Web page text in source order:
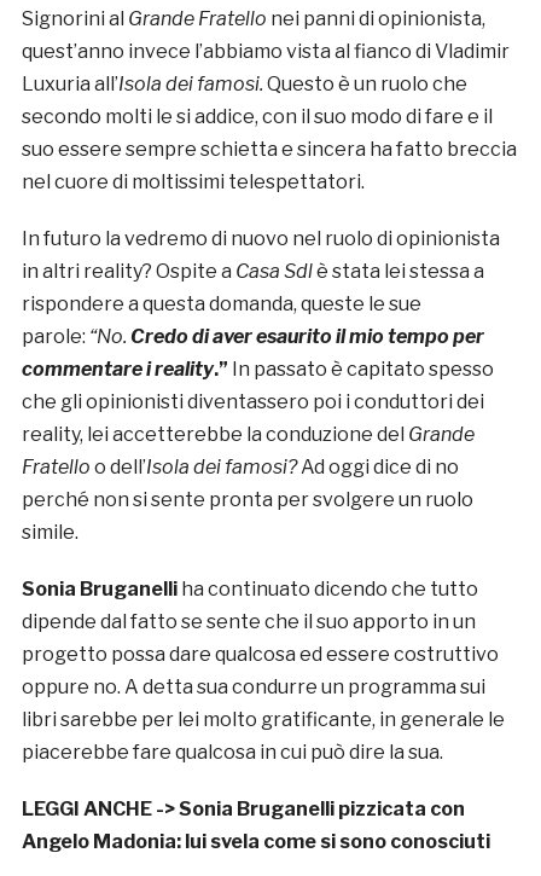
Signorini al Grande Fratello nei panni di opinionista,
quest’anno invece l’abbiamo vista al fianco di Vladimir
Luxuria all’Isola dei famosi. Questo è un ruolo che
secondo molti le si addice, con il suo modo di fare e il
suo essere sempre schietta e sincera ha fatto breccia
nel cuore di moltissimi telespettatori.
In futuro la vedremo di nuovo nel ruolo di opinionista
in altri reality? Ospite a Casa Sdlè stata lei stessa a
rispondere a questa domanda, queste le sue
parole: “No. Credo di aver esaurito il mio tempo per
commentare i reality.” In passato è capitato spesso
che gli opinionisti diventassero poi i conduttori dei
reality, lei accetterebbe la conduzione del Grande
Fratello o dell’Isola dei famosi?Ad oggi dice di no
perché non si sente pronta per svolgere un ruolo
simile.
Sonia Bruganelli ha continuato dicendo che tutto
dipende dal fatto se sente che il suo apporto in un
progetto possa dare qualcosa ed essere costruttivo
oppure no. A detta sua condurre un programma sui
libri sarebbe per lei molto gratificante, in generale le
piacerebbe fare qualcosa in cui può dire la sua.
LEGGI ANCHE ->Sonia Bruganelli pizzicata con
Angelo Madonia: lui svela come si sono conosciuti